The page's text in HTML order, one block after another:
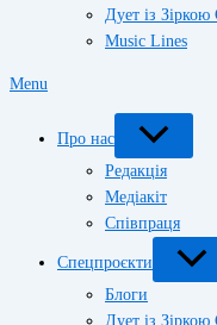
Дует із Зіркою
Music Lines
Menu
Про нас
Редакція
Медіакіт
Співпраця
Спецпроєкти
Блоги
Дует із Зіркою